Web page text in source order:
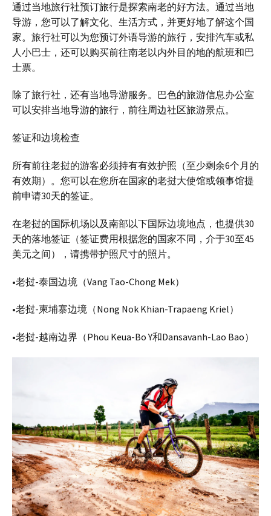
通过当地旅行社预订旅行是探索南老的好方法。通过当地
导游，您可以了解文化、生活方式，并更好地了解这个国
家。旅行社可以为您预订外语导游的旅行，安排汽车或私
人小巴士，还可以购买前往南老以内外目的地的航班和巴
士票。
除了旅行社，还有当地导游服务。巴色的旅游信息办公室
可以安排当地导游的旅行，前往周边社区旅游景点。
签证和边境检查
所有前往老挝的游客必须持有有效护照（至少剩余6个月的
有效期）。您可以在您所在国家的老挝大使馆或领事馆提
前申请30天的签证。
在老挝的国际机场以及南部以下国际边境地点，也提供30
天的落地签证（签证费用根据您的国家不同，介于30至45
美元之间），请携带护照尺寸的照片。
•老挝-泰国边境（Vang Tao-Chong Mek）
•老挝-柬埔寨边境（Nong Nok Khian-Trapaeng Kriel）
•老挝-越南边界（Phou Keua-Bo Y和Dansavanh-Lao Bao）